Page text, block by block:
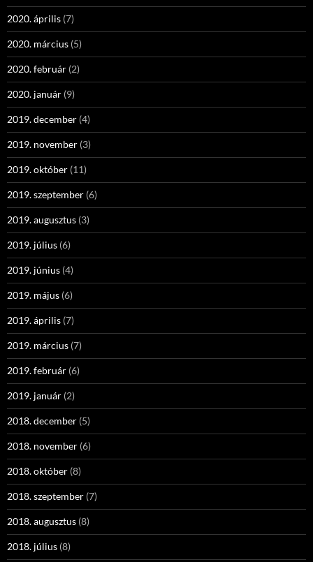
2020. április (7)
2020. március (5)
2020. február (2)
2020. január (9)
2019. december (4)
2019. november (3)
2019. október (11)
2019. szeptember (6)
2019. augusztus (3)
2019. július (6)
2019. június (4)
2019. május (6)
2019. április (7)
2019. március (7)
2019. február (6)
2019. január (2)
2018. december (5)
2018. november (6)
2018. október (8)
2018. szeptember (7)
2018. augusztus (8)
2018. július (8)